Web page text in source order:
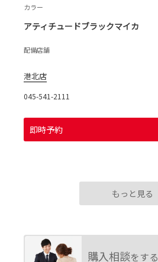
カラー
アティチュードブラックマイカ
配備店舗
港北店
045-541-2111
即時予約
もっと見る
購入相談をする